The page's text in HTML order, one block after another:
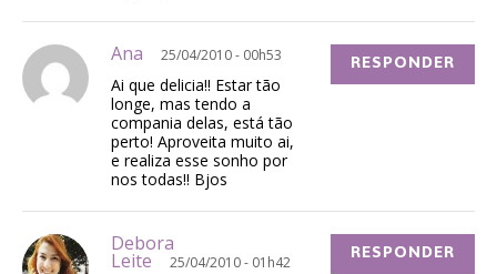
Ana 25/04/2010 - 00h53
Ai que delicia!! Estar tão
longe, mas tendo a
compania delas, está tão
perto! Aproveita muito ai,
e realiza esse sonho por
nos todas!! Bjos
RESPONDER
Debora
Leite 25/04/2010 - 01h42 RESPONDER